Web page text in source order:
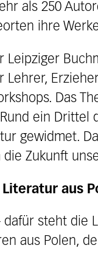
als 250
ihre
Leipziger
Lehrer,
Das
ein Drittel
gewidmet.
Zukunft
aus
steht die
aus Polen,